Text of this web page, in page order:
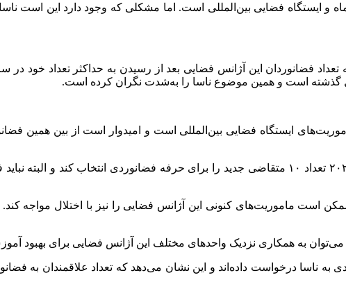
و ایستگاه فضایی بین‌المللی است. اما مشکلی که وجود دارد این است
ایستگاه فضایی بین‌المللی است و امیدوار است از بین همین
البته ناسا قبلا چنین وضعیتی را پیش‌بینی کرده بود و به همین‌خاطر در انتهای سال ۲۰۲۱ تعداد ۱۰ متقاضی جدید را
است ماموریت‌های کنونی این آژانس فضایی را نیز با اختلال مواجه
به همکاری نزدیک واحدهای مختلف این آژانس فضایی برای بهبود
برای اشتغال در حرفه فضانوردی به ناسا درخواست داده‌اند و این نشان می‌دهد که تعداد